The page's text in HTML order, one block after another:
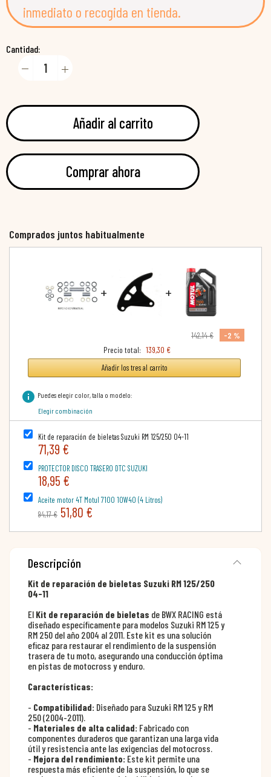
inmediato o recogida en tienda.
Cantidad:
Añadir al carrito
Comprar ahora
Comprados juntos habitualmente
+ +
142,14 €
-2 %
Precio total: 139,30 €
Añadir los tres al carrito
info Puedes elegir color, talla o modelo:
Elegir combinación
Kit de reparación de bieletas Suzuki RM 125/250 04-11
71,39 €
PROTECTOR DISCO TRASERO DTC SUZUKI
18,95 €
Aceite motor 4T Motul 7100 10W40 (4 Litros)
94,17 € 51,80 €
Descripción
Kit de reparación de bieletas Suzuki RM 125/250
04-11
El Kit de reparación de bieletas de BWX RACING está
diseñado específicamente para modelos Suzuki RM 125 y
RM 250 del año 2004 al 2011. Este kit es una solución
eficaz para restaurar el rendimiento de la suspensión
trasera de tu moto, asegurando una conducción óptima
en pistas de motocross y enduro.
Características:
- Compatibilidad: Diseñado para Suzuki RM 125 y RM
250 (2004-2011).
- Materiales de alta calidad: Fabricado con
componentes duraderos que garantizan una larga vida
útil y resistencia ante las exigencias del motocross.
- Mejora del rendimiento: Este kit permite una
respuesta más eficiente de la suspensión, lo que se